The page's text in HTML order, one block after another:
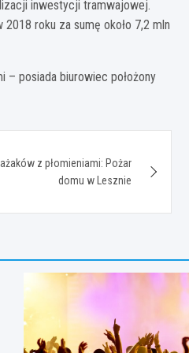
inwestycji tramwajowej.
roku za sumę około 7,2 mln
– posiada biurowiec położony
z płomieniami: Pożar
domu w Lesznie